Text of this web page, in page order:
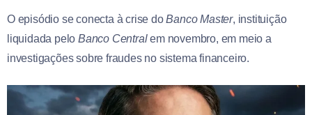
O episódio se conecta à crise doBanco Master, instituição
liquidada peloBanco Centralem novembro, em meio a
investigações sobre fraudes no sistema financeiro.